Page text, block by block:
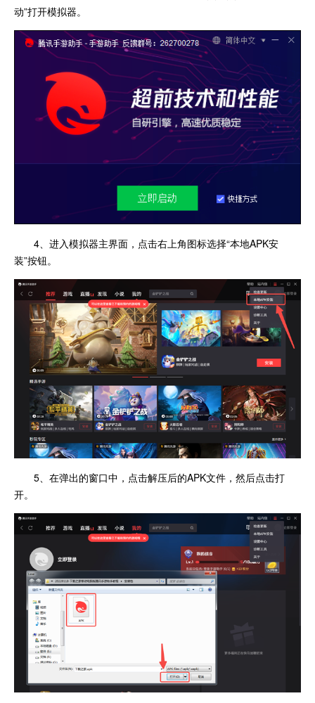
动”打开模拟器。
4、进入模拟器主界面，点击右上角图标选择“本地APK安
装”按钮。
5、在弹出的窗口中，点击解压后的APK文件，然后点击打
开。